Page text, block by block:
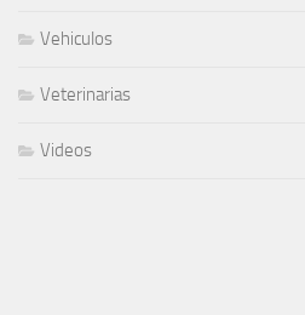
Vehiculos
Veterinarias
Videos